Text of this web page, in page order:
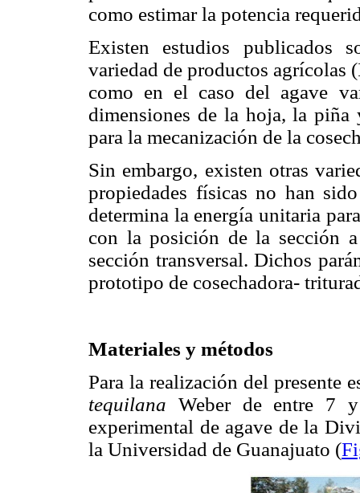
como estimar la potencia
Existen estudios publicados
variedad de productos
como en el caso del agave
dimensiones de la hoja, la piña
para la mecanización de la
Sin embargo, existen otras
propiedades físicas no han
determina la energía unitaria
con la posición de la sección
sección transversal. Dichos
prototipo de cosechadora-
Materiales y métodos
Para la realización del presente
tequilana Weber de entre 7
experimental de agave de la
la Universidad de Guanajuato (